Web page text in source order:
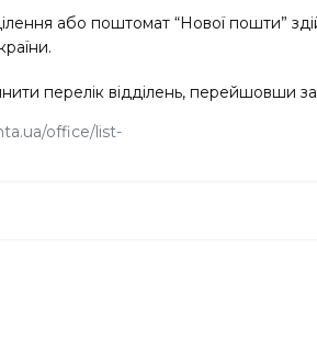
або поштомат “Нової пошти”
перелік відділень, перейшовши
office/list